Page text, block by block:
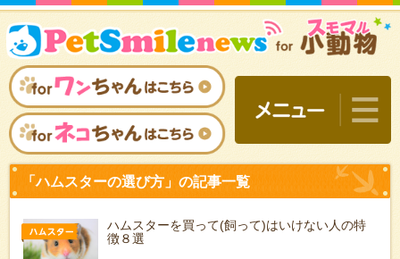
ハムスターを買って(飼って)はいけない人の特
徴８選